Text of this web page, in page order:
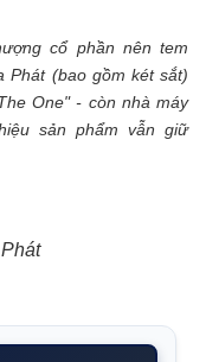
cổ phần nên tem
Phát (bao gồm két sắt)
One" - còn nhà máy
sản phẩm vẫn giữ